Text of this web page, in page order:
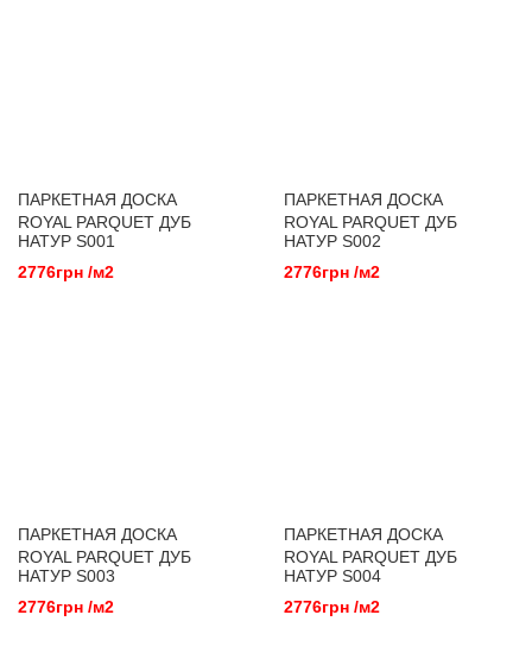
ПАРКЕТНАЯ ДОСКА
ROYAL PARQUET ДУБ
НАТУР S001
2776грн /м2
ПАРКЕТНАЯ ДОСКА
ROYAL PARQUET ДУБ
НАТУР S002
2776грн /м2
ПАРКЕТНАЯ ДОСКА
ROYAL PARQUET ДУБ
НАТУР S003
2776грн /м2
ПАРКЕТНАЯ ДОСКА
ROYAL PARQUET ДУБ
НАТУР S004
2776грн /м2